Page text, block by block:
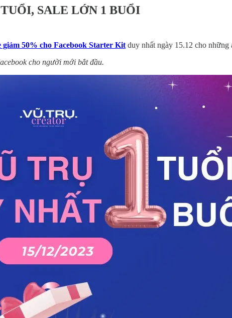
SALE LỚN 1 BUỔI
giảm 50% cho Facebook Starter Kit duy nhất ngày 15.12 cho
cho người mới bắt đầu.